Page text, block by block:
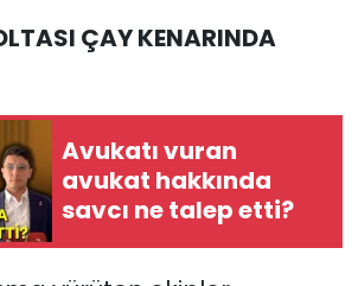
ÇAY KENARINDA
Avukatı vuran
avukat hakkında
savcı ne talep etti?